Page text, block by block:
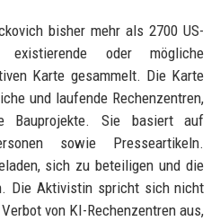
bisher mehr als 2700 US-
existierende oder mögliche
Karte gesammelt. Die Karte
und laufende Rechenzentren,
Bauprojekte. Sie basiert auf
sowie Presseartikeln.
sich zu beteiligen und die
Die Aktivistin spricht sich nicht
von KI-Rechenzentren aus,